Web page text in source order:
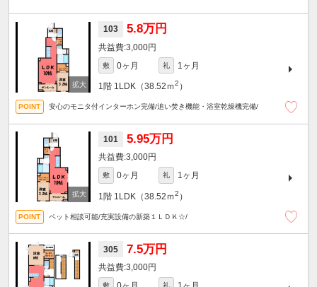
103 5.8万円
3,000円
敷 0ヶ月 礼 1ヶ月
1階 1LDK（38.52ｍ2 ）
安心のモニタ付インターホン完備/追い焚き機能・浴室乾燥機完備/
101 5.95万円
3,000円
敷 0ヶ月 礼 1ヶ月
1階 1LDK（38.52ｍ2 ）
ペット相談可能/充実設備の新築１ＬＤＫ☆/
305 7.5万円
3,000円
敷 礼